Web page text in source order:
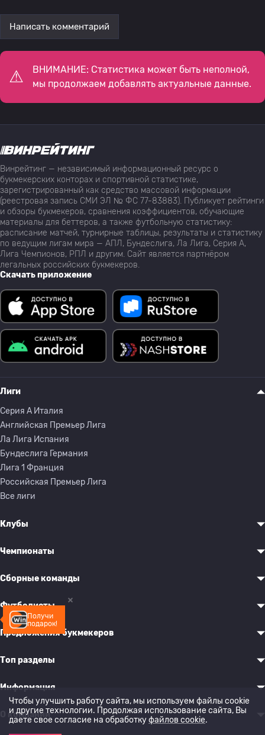
Написать комментарий
ВНИМАНИЕ: Статистика может быть неполной,
мы продолжаем добавлять актуальные данные.
Получи
подарок!
Винрейтинг — независимый информационный ресурс о
букмекерских конторах и спортивной статистике,
зарегистрированный как средство массовой информации
(реестровая запись СМИ ЭЛ № ФС 77-83883). Публикует рейтинги
и обзоры букмекеров, сравнения коэффициентов, обучающие
материалы для беттеров, а также футбольную статистику:
расписание матчей, турнирные таблицы, результаты и статистику
по ведущим лигам мира — АПЛ, Бундеслига, Ла Лига, Серия А,
Лига Чемпионов, РПЛ и другим. Сайт является партнёром
легальных российских букмекеров.
Скачать приложение
Лиги
Серия A Италия
Английская Премьер Лига
Ла Лига Испания
Бундеслига Германия
Лига 1 Франция
Российская Премьер Лига
Все лиги
Клубы
Чемпионаты
Сборные команды
Футболисты
Предложения букмекеров
Топ разделы
Информация
О компании
Чтобы улучшить работу сайта, мы используем файлы cookie
и другие технологии. Продолжая использование сайта, Вы
даете свое согласие на обработкуфайлов cookie.